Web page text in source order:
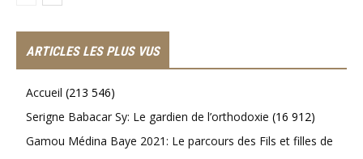
ARTICLES LES PLUS VUS
Accueil (213 546)
Serigne Babacar Sy: Le gardien de l’orthodoxie (16 912)
Gamou Médina Baye 2021: Le parcours des Fils et filles de